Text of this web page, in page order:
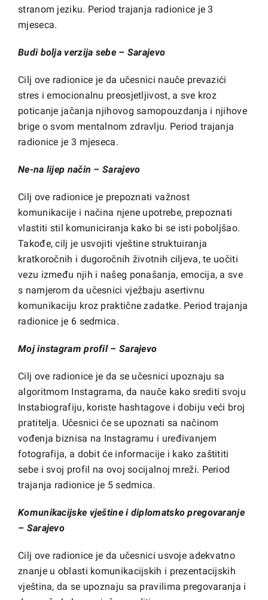
stranom jeziku. Period trajanja radionice je 3
mjeseca.
Budi bolja verzija sebe – Sarajevo
Cilj ove radionice je da učesnici nauče prevazići
stres i emocionalnu preosjetljivost, a sve kroz
poticanje jačanja njihovog samopouzdanja i njihove
brige o svom mentalnom zdravlju. Period trajanja
radionice je 3 mjeseca.
Ne-na lijep način – Sarajevo
Cilj ove radionice je prepoznati važnost
komunikacije i načina njene upotrebe, prepoznati
vlastiti stil komuniciranja kako bi se isti poboljšao.
Takođe, cilj je usvojiti vještine struktuiranja
kratkoročnih i dugoročnih životnih ciljeva, te uočiti
vezu između njih i našeg ponašanja, emocija, a sve
s namjerom da učesnici vježbaju asertivnu
komunikaciju kroz praktične zadatke. Period trajanja
radionice je 6 sedmica.
Moj instagram profil – Sarajevo
Cilj ove radionice je da se učesnici upoznaju sa
algoritmom Instagrama, da nauče kako srediti svoju
Instabiografiju, koriste hashtagove i dobiju veći broj
pratitelja. Učesnici će se upoznati sa načinom
vođenja biznisa na Instagramu i uređivanjem
fotografija, a dobit će informacije i kako zaštititi
sebe i svoj profil na ovoj socijalnoj mreži. Period
trajanja radionice je 5 sedmica.
Komunikacijske vještine i diplomatsko pregovaranje
– Sarajevo
Cilj ove radionice je da učesnici usvoje adekvatno
znanje u oblasti komunikacijskih i prezentacijskih
vještina, da se upoznaju sa pravilima pregovaranja i